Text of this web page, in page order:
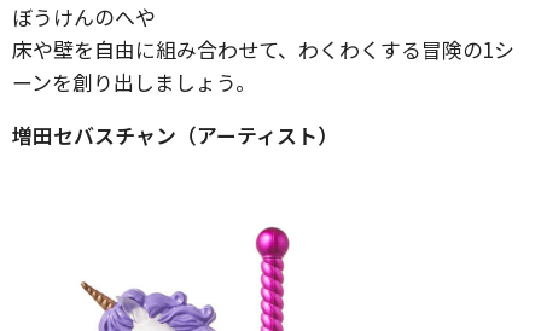
ぼうけんのへや
床や壁を自由に組み合わせて、わくわくする冒険の1シ
ーンを創り出しましょう。
増田セバスチャン（アーティスト）